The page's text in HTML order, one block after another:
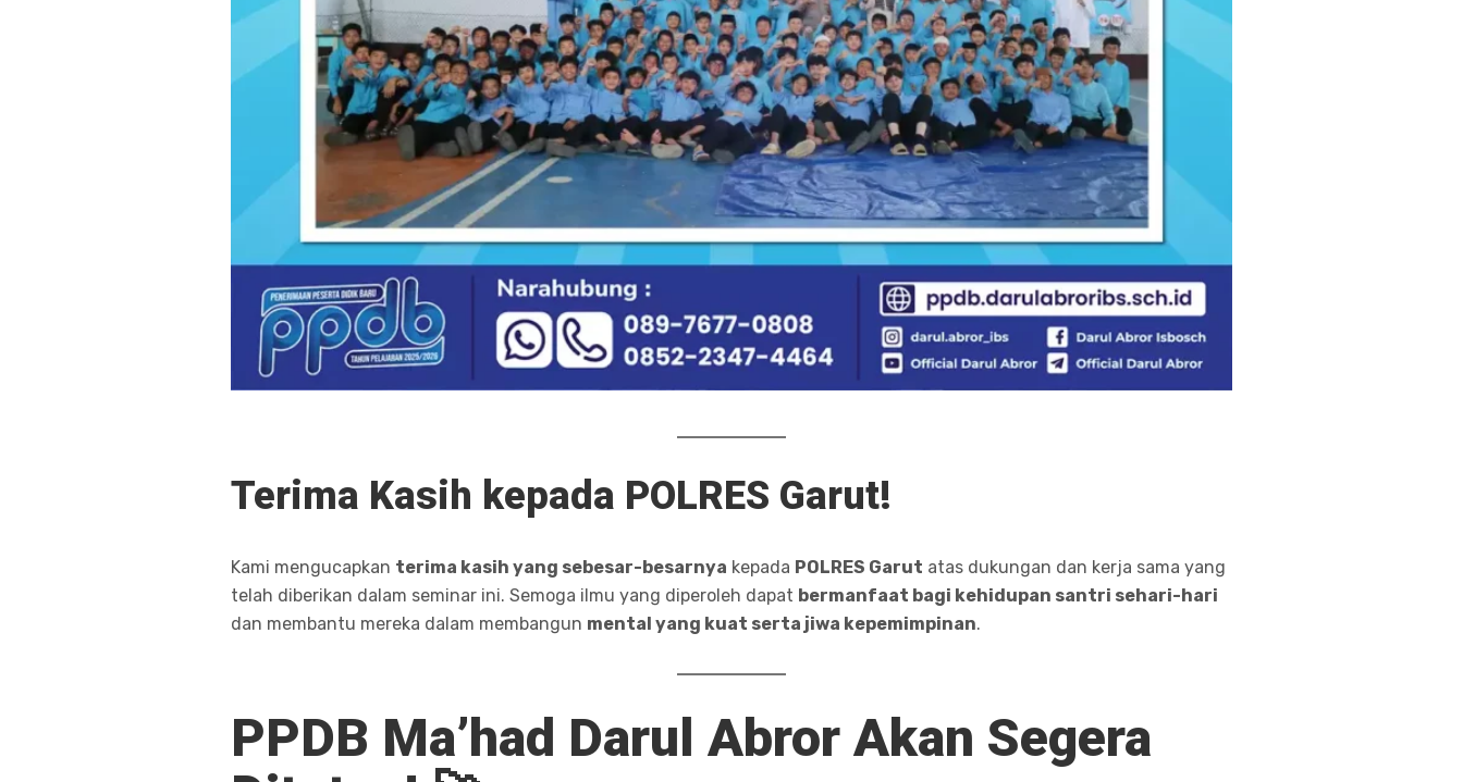
Terima Kasih kepada POLRES Garut!
Kami mengucapkan terima kasih yang sebesar-besarnya kepada POLRES Garut atas dukungan dan kerja sama yang
telah diberikan dalam seminar ini. Semoga ilmu yang diperoleh dapat bermanfaat bagi kehidupan santri sehari-hari
dan membantu mereka dalam membangun mental yang kuat serta jiwa kepemimpinan.
PPDB Ma’had Darul Abror Akan Segera